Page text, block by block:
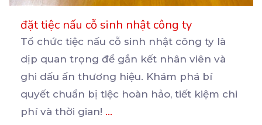
đặt tiệc nấu cỗ sinh nhật công ty
Tổ chức tiệc nấu cỗ sinh nhật công ty là
dịp quan trọng để gắn kết nhân viên và
ghi dấu ấn thương hiệu. Khám phá bí
quyết chuẩn bị tiệc hoàn hảo, tiết kiệm chi
phí và thời gian! ...